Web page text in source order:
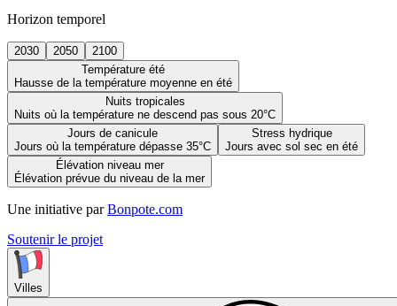
Horizon temporel
2030 2050
2100
Température été
Hausse de la température moyenne en été
Nuits tropicales
Nuits où la température ne descend pas sous 20°C
Jours de canicule
Jours où la température dépasse 35°C
Stress hydrique
Jours avec sol sec en été
Élévation niveau mer
Élévation prévue du niveau de la mer
Une initiative par Bonpote.com
Soutenir le projet
Villes